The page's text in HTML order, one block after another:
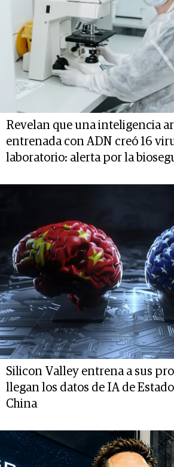
Revelan que una inteligencia
entrenada con ADN creó 16
laboratorio: alerta por la
Silicon Valley entrena a sus
llegan los datos de IA de
China